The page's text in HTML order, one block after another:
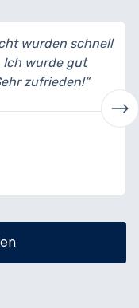
habe mein Auto
wirklich begeistert
erklärt und